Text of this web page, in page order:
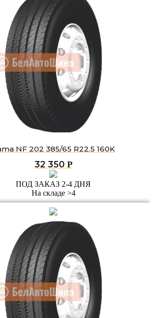
NF 202 385/65 R22.5 160K
32 350 Р
ПОД ЗАКАЗ 2-4 ДНЯ
На складе >4